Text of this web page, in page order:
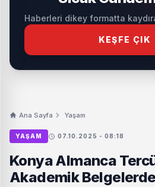
Haberleri dikey formatta
KEŞFE ÇIK
Ana Sayfa Yaşam
YAŞAM 07.10.2025 - 08:18
Konya Almanca
Akademik